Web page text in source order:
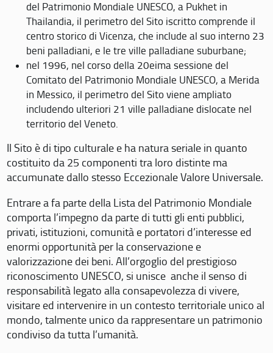
del Patrimonio Mondiale UNESCO, a Pukhet in
Thailandia, il perimetro del Sito iscritto comprende il
centro storico di Vicenza, che include al suo interno 23
beni palladiani, e le tre ville palladiane suburbane;
nel 1996, nel corso della 20eima sessione del
Comitato del Patrimonio Mondiale UNESCO, a Merida
in Messico, il perimetro del Sito viene ampliato
includendo ulteriori 21 ville palladiane dislocate nel
territorio del Veneto.
Il Sito è di tipo culturale e ha natura seriale in quanto
costituito da 25 componenti tra loro distinte ma
accumunate dallo stesso Eccezionale Valore Universale.
Entrare a fa parte della Lista del Patrimonio Mondiale
comporta l’impegno da parte di tutti gli enti pubblici,
privati, istituzioni, comunità e portatori d’interesse ed
enormi opportunità per la conservazione e
valorizzazione dei beni. All’orgoglio del prestigioso
riconoscimento UNESCO, si unisce anche il senso di
responsabilità legato alla consapevolezza di vivere,
visitare ed intervenire in un contesto territoriale unico al
mondo, talmente unico da rappresentare un patrimonio
condiviso da tutta l’umanità.